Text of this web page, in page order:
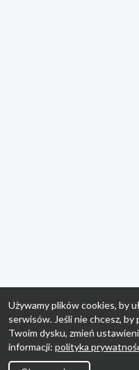
Używamy plików cookies, by
serwisów. Jeśli nie chcesz, by
Twoim dysku, zmień
informacji: polityka